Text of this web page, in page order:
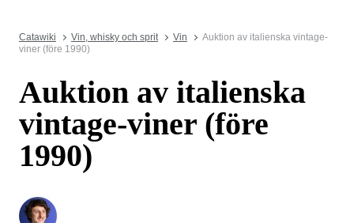
Catawiki Vin, whisky och sprit Vin
Auktion av italienska vintage-
viner (före 1990)
Auktion av italienska
vintage-viner (före
1990)